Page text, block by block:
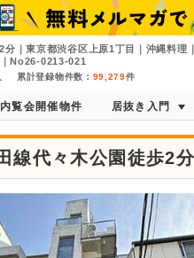
分｜東京都渋谷区上原1丁目｜沖縄料理
｜No26-0213-021
累計登録物件数： 99,279件
内覧会開催物件 居抜き入門
線代々木公園徒歩2